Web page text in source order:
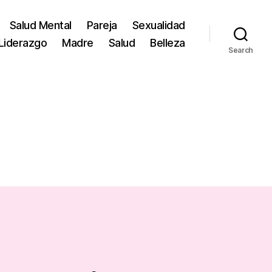
Salud Mental Pareja
Sexualidad
Madre Salud Belleza
Search